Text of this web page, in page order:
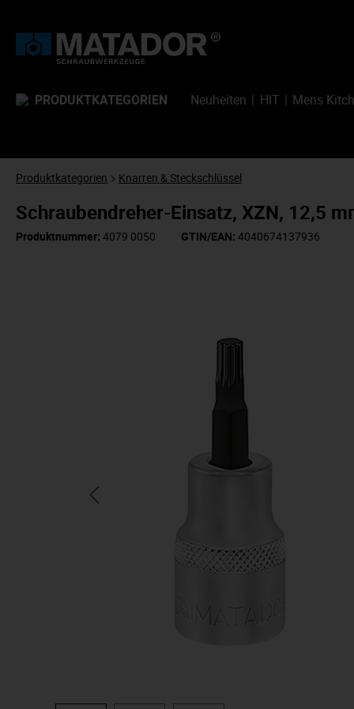
PRODUKTKATEGORIEN Neuheiten HIT Mens
Produktkategorien Knarren & Steckschlüssel
Schraubendreher-Einsatz, XZN, 12,5
Produktnummer: 4079 0050 GTIN/EAN: 4040674137936